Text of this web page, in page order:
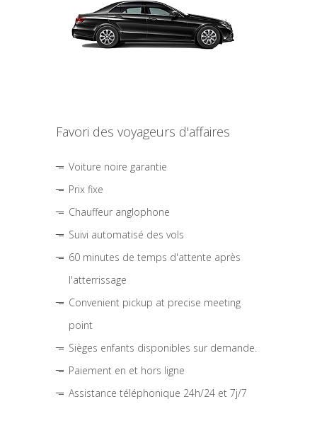
Favori des voyageurs d'affaires
Voiture noire garantie
Prix fixe
Chauffeur anglophone
Suivi automatisé des vols
60 minutes de temps d'attente après
l'atterrissage
Convenient pickup at precise meeting
point
Sièges enfants disponibles sur demande.
Paiement en et hors ligne
Assistance téléphonique 24h/24 et 7j/7